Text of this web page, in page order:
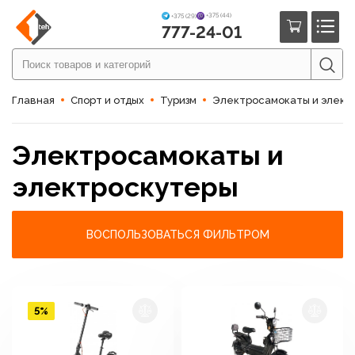
+375 (29) +375 (44)
777-24-01
Главная Спорт и отдых Туризм Электросамокаты и
Электросамокаты и
электроскутеры
ВОСПОЛЬЗОВАТЬСЯ ФИЛЬТРОМ
5%